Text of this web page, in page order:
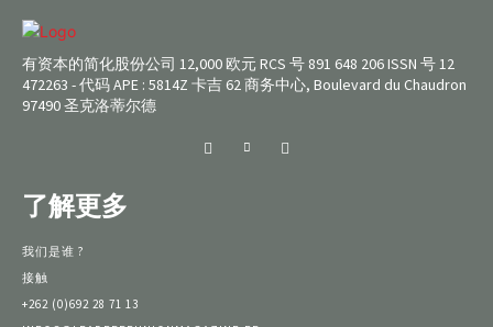
有资本的简化股份公司 12,000 欧元 RCS 号 891 648 206 ISSN 号 12
472263 - 代码 APE : 5814Z 卡吉 62 商务中心, Boulevard du Chaudron
97490 圣克洛蒂尔德
了解更多
我们是谁 ?
接触
+262 (0)692 28 71 13